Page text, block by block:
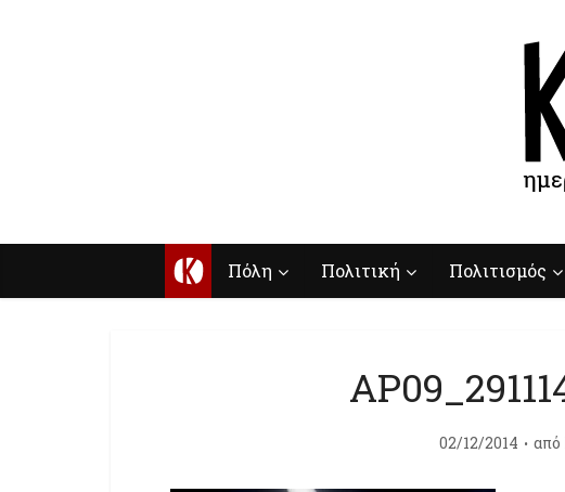
Κ Πόλη Πολιτική Πολιτισμός
02/12/2014 από